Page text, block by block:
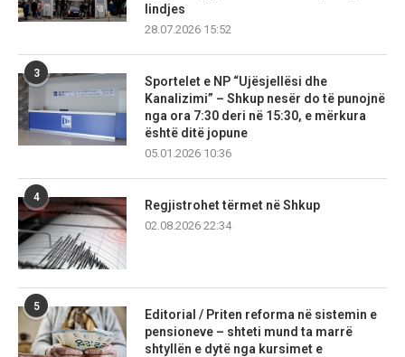
lindjes
28.07.2026 15:52
3
Sportelet e NP “Ujësjellësi dhe
Kanalizimi” – Shkup nesër do të punojnë
nga ora 7:30 deri në 15:30, e mërkura
është ditë jopune
05.01.2026 10:36
4
Regjistrohet tërmet në Shkup
02.08.2026 22:34
5
Editorial / Priten reforma në sistemin e
pensioneve – shteti mund ta marrë
shtyllën e dytë nga kursimet e